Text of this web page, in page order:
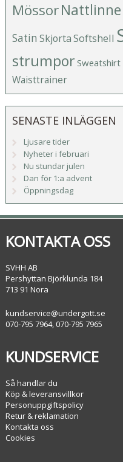
MössorNattlinne
Satin SkjortaSoftshell
strumporSweatshirt
Waisttrainer
SENASTE INLÄGGEN
Ljusare tider
Nyheter i februari
Nu stundar julen
Dan för 1:a advent
Öppningsdag
KONTAKTA OSS
SVHH AB
Pershyttan Björklunda 184
713 91 Nora
kundservice@undergott.se
070-795 7964, 070-795 7965
KUNDSERVICE
Så handlar du
Köp & leveransvillkor
Personuppgiftspolicy
Retur & reklamation
Kontakta oss
Cookies